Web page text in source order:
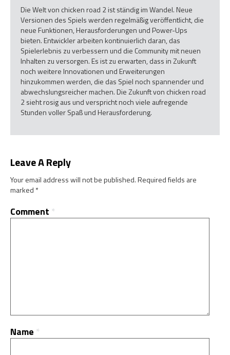
Die Welt von chicken road 2 ist ständig im Wandel. Neue
Versionen des Spiels werden regelmäßig veröffentlicht, die
neue Funktionen, Herausforderungen und Power-Ups
bieten. Entwickler arbeiten kontinuierlich daran, das
Spielerlebnis zu verbessern und die Community mit neuen
Inhalten zu versorgen. Es ist zu erwarten, dass in Zukunft
noch weitere Innovationen und Erweiterungen
hinzukommen werden, die das Spiel noch spannender und
abwechslungsreicher machen. Die Zukunft von chicken road
2 sieht rosig aus und verspricht noch viele aufregende
Stunden voller Spaß und Herausforderung.
Leave A Reply
Your email address will not be published.Required fields are
marked *
Comment *
Name *